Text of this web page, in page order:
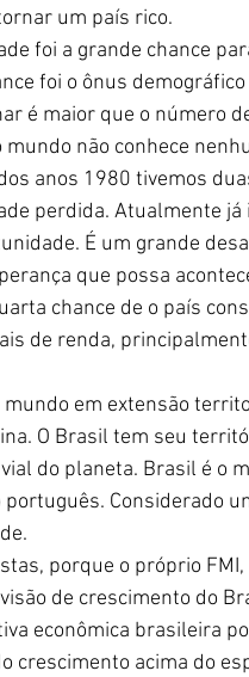
um país rico.
foi a grande chance
foi o ônus
é maior que o número
mundo não conhece
anos 1980 tivemos
perdida. Atualmente
É um grande
que possa
chance de o país
de renda,
em extensão
O Brasil tem seu
do planeta. Brasil é o
Considerado
porque o próprio
de crescimento do
econômica brasileira
crescimento acima do